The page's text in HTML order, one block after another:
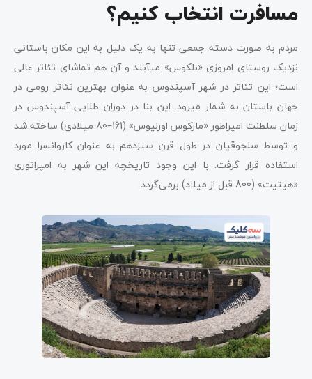
مسافرت انتخاب کنیم؟
مردم به صورت دسته­ جمعی تنها به یک دلیل به این مکان باستانی
نزدیک روستای امروزی «بلکوس» می­آیند و آن هم تماشای تئاتر عالی
است؛ این تئاتر در شهر آسپندوس به عنوان بهترین تئاتر رومی در
جهان باستان به شمار می­رود. این بنا در دوران طلایی آسپندوس در
زمان سلطنت امپراطور «مارکوس اورلیوس» (161–80 میلادی) ساخته شد
و توسط سلجوقیان در طول قرن سیزدهم به عنوان کاروانسرا مورد
استفاده قرار گرفت. با این وجود تاریخچه این شهر به امپراتوری
«هیتیت» (800 قبل از میلاد) برمی‌گردد.